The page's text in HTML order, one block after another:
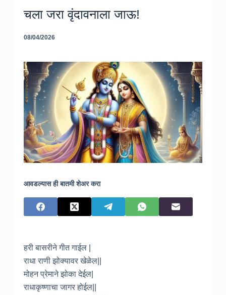
चला जरा वृंदावनाला जाऊ!
08/04/2026
आवडल्यास ही बातमी शेअर करा
हरी बासरीने गीत गाईल |
राधा राणी झोक्यावर खेळेल||
मोहन प्रेमाने झोका देईल|
राधाकृष्णाचा जागर होईल||